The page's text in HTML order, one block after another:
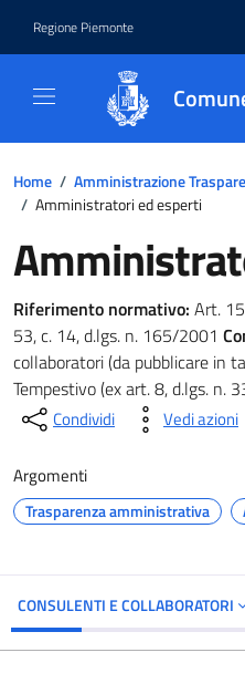
Regione Piemonte
Home / Amministrazione
/ Amministratori ed esperti
Riferimento normativo: Art.
53, c. 14, d.lgs. n. 165/2001
collaboratori (da pubblicare in
Tempestivo (ex art. 8, d.lgs. n.
Condividi Vedi azioni
Argomenti
Trasparenza amministrativa
CONSULENTI E COLLABORATORI